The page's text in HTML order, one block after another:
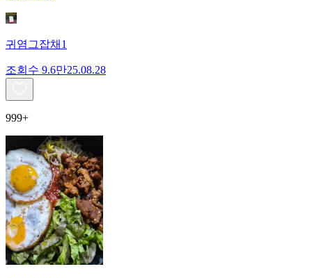
귀염그잡채1
조회수 9.6만25.08.28
999+